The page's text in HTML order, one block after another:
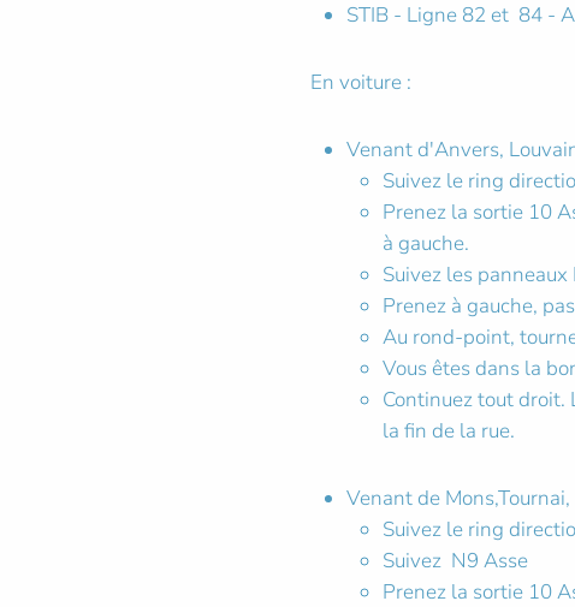
STIB - Ligne 82 et 84 -
En voiture :
Venant d'Anvers,
Suivez le ring
Prenez la sortie 10
à gauche.
Suivez les panneaux
Prenez à gauche,
Au rond-point,
Vous êtes dans la
Continuez tout droit.
la fin de la rue.
Venant de
Suivez le ring
Suivez N9 Asse
Prenez la sortie 10